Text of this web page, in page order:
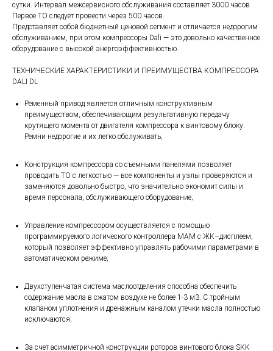
сутки. Интервал межсервисного обслуживания составляет 3000 часов.
Первое ТО следует провести через 500 часов.
Представляет собой бюджетный ценовой сегмент и отличается недорогим
обслуживанием, при этом компрессоры Dali — это довольно качественное
оборудование с высокой энергоэффективностью.
ТЕХНИЧЕСКИЕ ХАРАКТЕРИСТИКИ И ПРЕИМУЩЕСТВА КОМПРЕССОРА
DALI DL
Ременный привод является отличным конструктивным
преимуществом, обеспечивающим результативную передачу
крутящего момента от двигателя компрессора к винтовому блоку.
Ремни недорогие и их легко обслуживать;
Конструкция компрессора со съемными панелями позволяет
проводить ТО с легкостью — все компоненты и узлы проверяются и
заменяются довольно быстро, что значительно экономит силы и
время персонала, обслуживающего оборудование;
Управление компрессором осуществляется с помощью
программируемого логического контроллера MAM c ЖК–дисплеем,
который позволяет эффективно управлять рабочими параметрами в
автоматическом режиме;
Двухступенчатая система маслоотделения способна обеспечить
содержание масла в сжатом воздухе не более 1-3 м3. С тройным
клапаном уплотнения и дренажным каналом утечки масла полностью
исключаются;
За счет асимметричной конструкции роторов винтового блока SKK